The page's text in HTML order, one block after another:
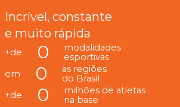
Incrível, constante
e muito rápida
+de 0
modalidades
esportivas
em
0
as regiões
do Brasil
+de
0
milhões de atletas
na base